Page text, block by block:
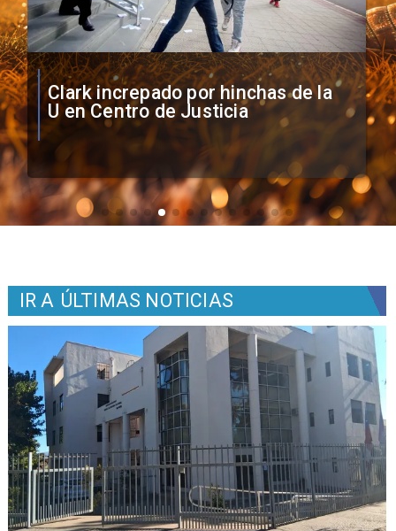
Vozinha firma contrato con Colo
Colo como nuevo arquero
IR A ÚLTIMAS NOTICIAS